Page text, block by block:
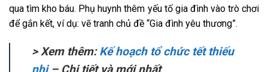
qua tìm kho báu. Phụ huynh thêm yếu tố gia đình vào trò chơi
để gắn kết, ví dụ: vẽ tranh chủ đề “Gia đình yêu thương”.
> Xem thêm:Kế hoạch tổ chức tết thiếu